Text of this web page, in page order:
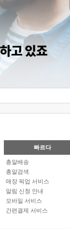
빠르다
총알배송
총알검색
매장 픽업 서비스
알림 신청 안내
모바일 서비스
간편결제 서비스